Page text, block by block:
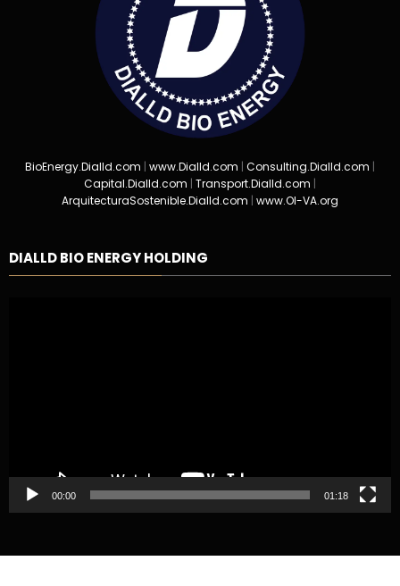
BioEnergy.Dialld.com | www.Dialld.com | Consulting.Dialld.com |
Capital.Dialld.com | Transport.Dialld.com |
ArquitecturaSostenible.Dialld.com | www.OI-VA.org
DIALLD BIO ENERGY HOLDING
00:00 01:18